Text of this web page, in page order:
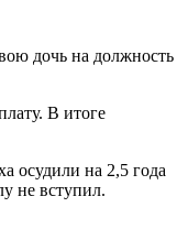
дочь на должность
В итоге
осудили на 2,5 года
не вступил.